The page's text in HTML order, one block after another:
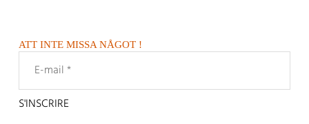
ATT INTE MISSA NÅGOT !